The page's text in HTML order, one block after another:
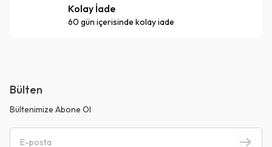
Kolay İade
60 gün içerisinde kolay iade
Bülten
Bültenimize Abone Ol